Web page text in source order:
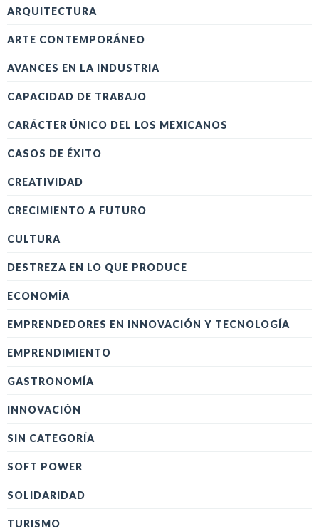
ARQUITECTURA
ARTE CONTEMPORÁNEO
AVANCES EN LA INDUSTRIA
CAPACIDAD DE TRABAJO
CARÁCTER ÚNICO DEL LOS MEXICANOS
CASOS DE ÉXITO
CREATIVIDAD
CRECIMIENTO A FUTURO
CULTURA
DESTREZA EN LO QUE PRODUCE
ECONOMÍA
EMPRENDEDORES EN INNOVACIÓN Y TECNOLOGÍA
EMPRENDIMIENTO
GASTRONOMÍA
INNOVACIÓN
SIN CATEGORÍA
SOFT POWER
SOLIDARIDAD
TURISMO